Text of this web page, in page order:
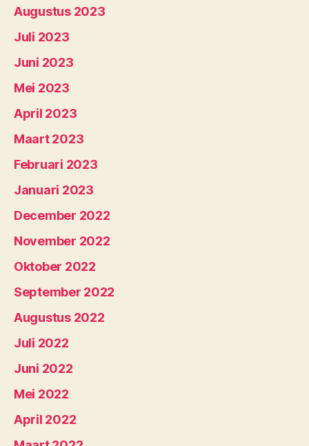
Augustus 2023
Juli 2023
Juni 2023
Mei 2023
April 2023
Maart 2023
Februari 2023
Januari 2023
December 2022
November 2022
Oktober 2022
September 2022
Augustus 2022
Juli 2022
Juni 2022
Mei 2022
April 2022